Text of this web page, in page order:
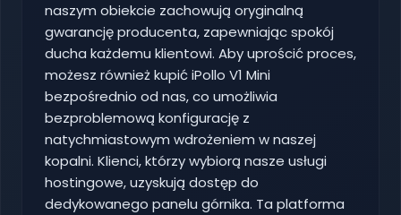
naszym obiekcie zachowują oryginalną
gwarancję producenta, zapewniając spokój
ducha każdemu klientowi. Aby uprościć proces,
możesz również kupić iPollo V1 Mini
bezpośrednio od nas, co umożliwia
bezproblemową konfigurację z
natychmiastowym wdrożeniem w naszej
kopalni. Klienci, którzy wybiorą nasze usługi
hostingowe, uzyskują dostęp do
dedykowanego panelu górnika. Ta platforma